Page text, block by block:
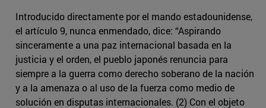
Introducido directamente por el mando estadounidense,
el artículo 9, nunca enmendado, dice: “Aspirando
sinceramente a una paz internacional basada en la
justicia y el orden, el pueblo japonés renuncia para
siempre a la guerra como derecho soberano de la nación
y a la amenaza o al uso de la fuerza como medio de
solución en disputas internacionales. (2) Con el objeto